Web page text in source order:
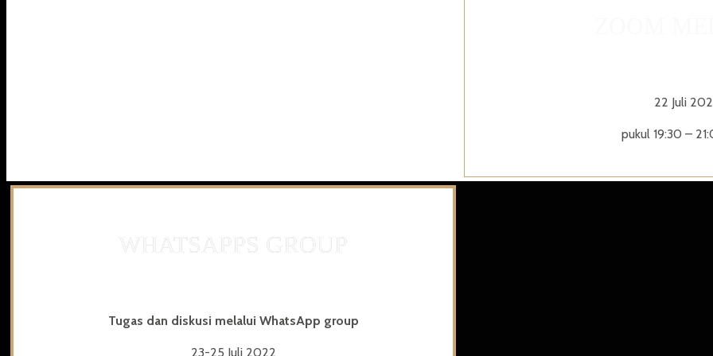
22 Juli
pukul 19:30 –
Tugas dan diskusi melalui WhatsApp group
23-25 Juli 2022